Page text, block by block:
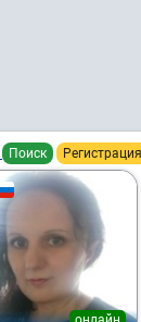
Поиск Регистрация